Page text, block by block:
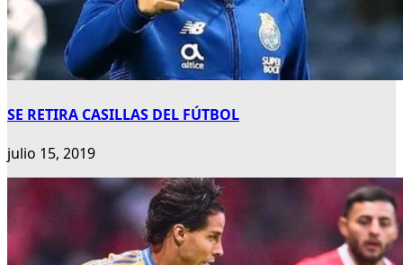
SE RETIRA CASILLAS DEL FÚTBOL
julio 15, 2019